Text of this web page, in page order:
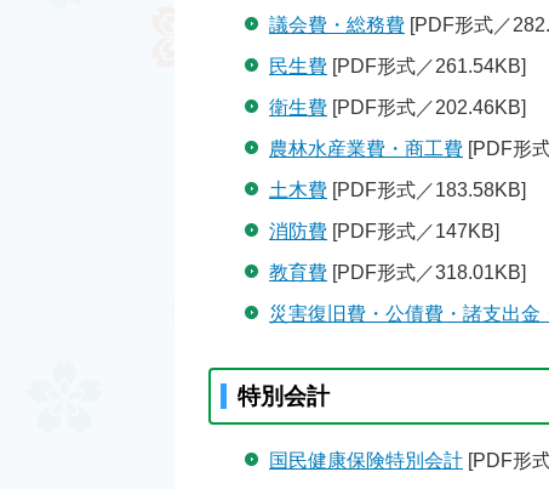
議会費・総務費 [PDF形式／
民生費 [PDF形式／261.54KB]
衛生費 [PDF形式／202.46KB]
農林水産業費・商工費 [PDF形
土木費 [PDF形式／183.58KB]
消防費 [PDF形式／147KB]
教育費 [PDF形式／318.01KB]
災害復旧費・公債費・諸支出金
特別会計
国民健康保険特別会計 [PDF形